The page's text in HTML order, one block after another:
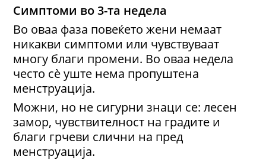
Симптоми во 3-та недела
Во оваа фаза повеќето жени немаат
никакви симптоми или чувствуваат
многу благи промени. Во оваа недела
често сè уште нема пропуштена
менструација.
Можни, но не сигурни знаци се: лесен
замор, чувствителност на градите и
благи грчеви слични на пред
менструација.